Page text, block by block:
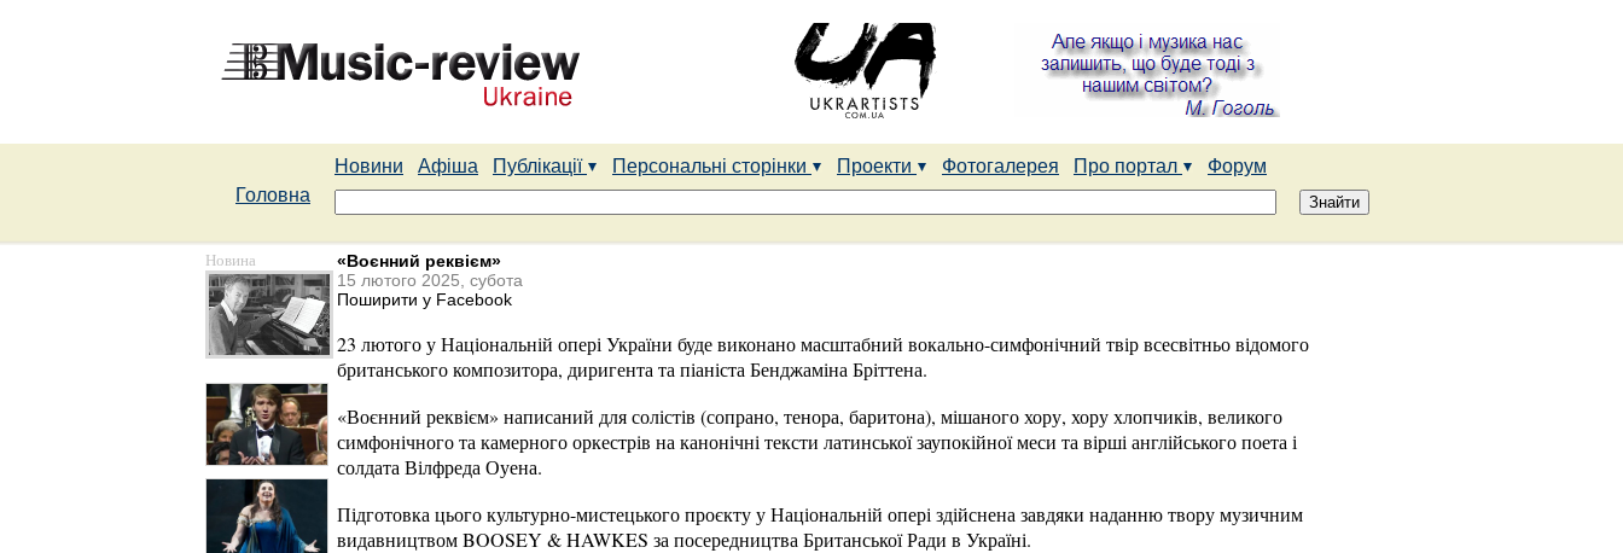
Новини Афіша Публікації Персональні сторінки Проекти Фотогалерея Про портал
Форум
Головна
Новина
«Воєнний реквієм»
15 лютого 2025, субота
Поширити у Facebook
23 лютого у Національній опері України буде виконано масштабний вокально-симфонічний твір всесвітньо відомого
британського композитора, диригента та піаніста Бенджаміна Бріттена.
«Воєнний реквієм» написаний для солістів (сопрано, тенора, баритона), мішаного хору, хору хлопчиків, великого
симфонічного та камерного оркестрів на канонічні тексти латинської заупокійної меси та вірші англійського поета і
солдата Вілфреда Оуена.
Підготовка цього культурно-мистецького проєкту у Національній опері здійснена завдяки наданню твору музичним
видавництвом BOOSEY & HAWKES за посередництва Британської Ради в Україні.